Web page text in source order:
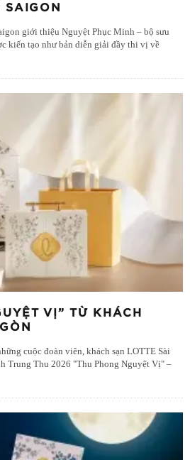
SAIGON
giới thiệu Nguyệt Phục Minh – bộ sưu
kiến tạo như bản diễn giải đầy thi vị về
VỊ” TỪ KHÁCH
cuộc đoàn viên, khách sạn LOTTE Sài
Trung Thu 2026 "Thu Phong Nguyệt Vị" –